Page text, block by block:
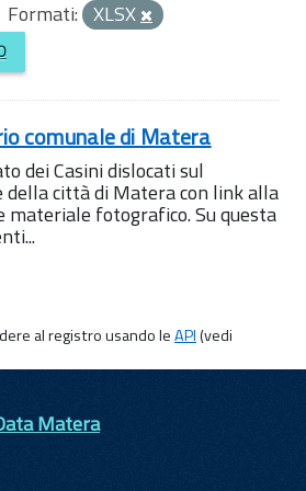
Formati: XLSX
comunale di Matera
dei Casini dislocati sul
città di Matera con link alla
materiale fotografico. Su questa
al registro usando leAPI(vedi
Matera